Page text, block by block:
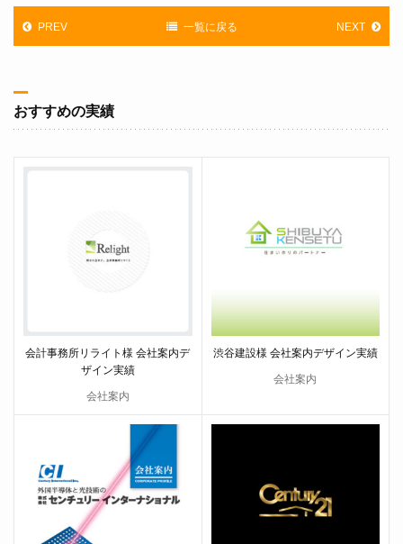
PREV 一覧に戻る NEXT
おすすめの実績
会計事務所リライト様 会社案内デ
ザイン実績
会社案内
渋谷建設様 会社案内デザイン実績
会社案内